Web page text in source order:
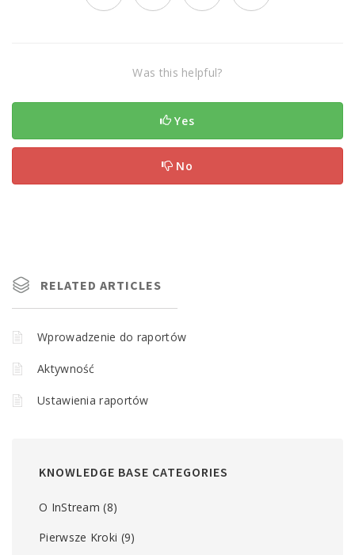
Was this helpful?
Yes
No
RELATED ARTICLES
Wprowadzenie do raportów
Aktywność
Ustawienia raportów
KNOWLEDGE BASE CATEGORIES
O InStream (8)
Pierwsze Kroki (9)